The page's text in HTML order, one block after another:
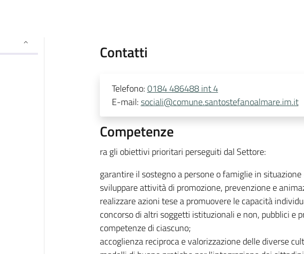
Contatti
Telefono:0184 486488 int 4
E-mail: sociali@comune.santostefanoalmare.im.it
Competenze
ra gli obiettivi prioritari perseguiti dal Settore:
garantire il sostegno a persone o famiglie in
sviluppare attività di promozione, prevenzione e
realizzare azioni tese a promuovere le capacità
concorso di altri soggetti istituzionali e non, pubblici e
competenze di ciascuno;
accoglienza reciproca e valorizzazione delle diverse